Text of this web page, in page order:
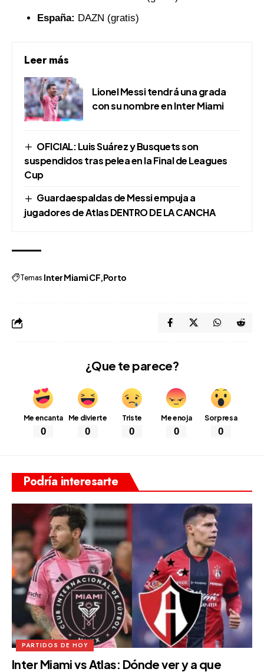
España: DAZN (gratis)
Leer más
Lionel Messi tendrá una grada
con su nombre en Inter Miami
OFICIAL: Luis Suárez y Busquets son
suspendidos tras pelea en la Final de Leagues
Cup
Guardaespaldas de Messi empuja a
jugadores de Atlas DENTRO DE LA CANCHA
Temas Inter Miami CF Porto
¿Que te parece?
Me encanta
0
Me divierte
0
Triste
0
Me enoja
0
Sorpresa
0
Podría interesarte
PARTIDOS DE HOY
Inter Miami vs Atlas: Dónde ver y a que